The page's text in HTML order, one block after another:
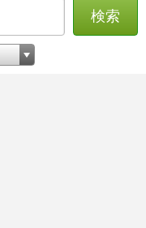
検索